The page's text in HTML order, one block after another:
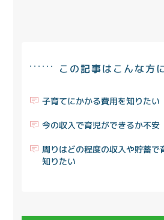
この記事はこんな方
子育てにかかる費用を知りたい
今の収入で育児ができるか不安
周りはどの程度の収入や貯蓄で
知りたい